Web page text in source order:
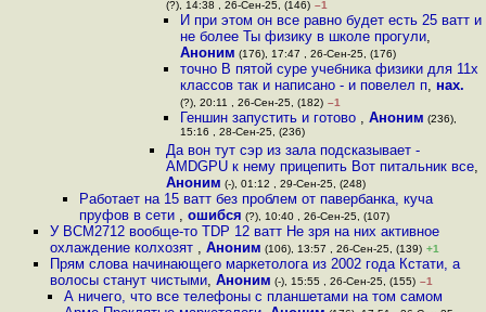
(?), 14:38 , 26-Сен-25, (146) –1
И при этом он все равно будет есть 25 ватт и
не более Ты физику в школе прогули,
Аноним (176), 17:47 , 26-Сен-25, (176)
точно В пятой суре учебника физики для 11х
классов так и написано - и повелел п, нах.
(?), 20:11 , 26-Сен-25, (182) –1
Геншин запустить и готово , Аноним (236),
15:16 , 28-Сен-25, (236)
Да вон тут сэр из зала подсказывает -
AMDGPU к нему прицепить Вот питальник все,
Аноним (-), 01:12 , 29-Сен-25, (248)
Работает на 15 ватт без проблем от павербанка, куча
пруфов в сети , ошибся (?), 10:40 , 26-Сен-25, (107)
У BCM2712 вообще-то TDP 12 ватт Не зря на них активное
охлаждение колхозят , Аноним (106), 13:57 , 26-Сен-25, (139) +1
Прям слова начинающего маркетолога из 2002 года Кстати, а
волосы станут чистыми, Аноним (-), 15:55 , 26-Сен-25, (155) –1
А ничего, что все телефоны с планшетами на том самом